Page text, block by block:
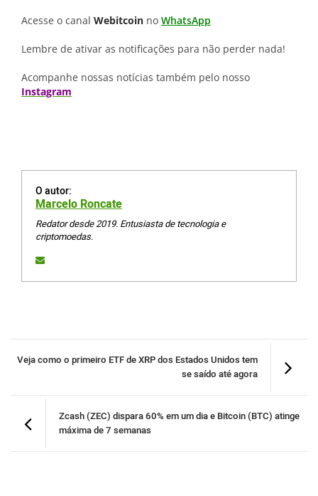
Acesse o canal Webitcoin no WhatsApp
Lembre de ativar as notificações para não perder nada!
Acompanhe nossas notícias também pelo nosso
Instagram
O autor:
Marcelo Roncate
Redator desde 2019. Entusiasta de tecnologia e
criptomoedas.
Veja como o primeiro ETF de XRP dos Estados Unidos tem
se saído até agora
Zcash (ZEC) dispara 60% em um dia e Bitcoin (BTC) atinge
máxima de 7 semanas